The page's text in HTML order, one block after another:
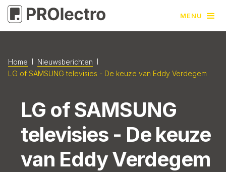
MENU
Home l Nieuwsberichten l
LG of SAMSUNG televisies - De keuze van Eddy Verdegem
LG of SAMSUNG
televisies - De keuze
van Eddy Verdegem